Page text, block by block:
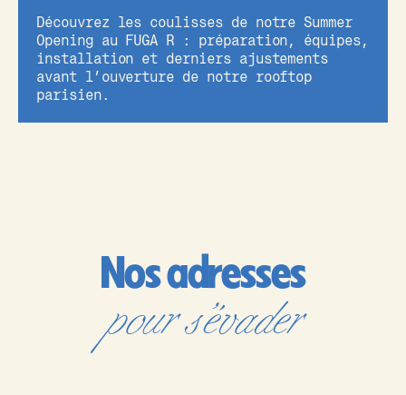
Découvrez les coulisses de notre Summer
Opening au FUGA R : préparation, équipes,
installation et derniers ajustements
avant l’ouverture de notre rooftop
parisien.
Nos adresses
pour s’évader